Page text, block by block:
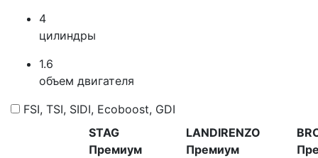
4
цилиндры
1.6
объем двигателя
FSI, TSI, SIDI, Ecoboost, GDI
STAG
Премиум
LANDIRENZO
Премиум